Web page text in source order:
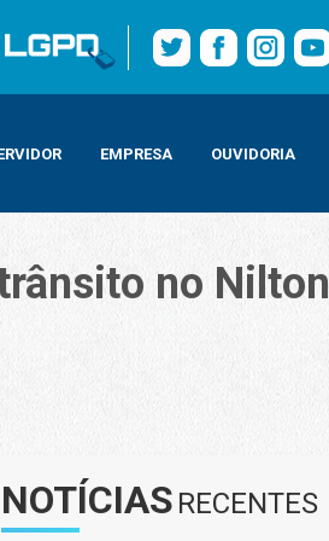
EMPRESA OUVIDORIA
no Nilton
NOTÍCIAS RECENTES